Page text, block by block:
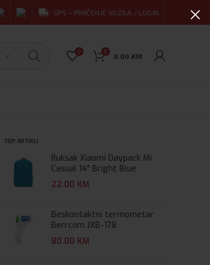
GPS – PRAĆENJE VOZILA / LOGIN
0 0
0.00 KM
TOP ARTIKLI
Ruksak Xiaomi Daypack Mi
Casual 14" Bright Blue
22.00 KM
Beskontaktni termometar
Berrcom JXB-178
80.00 KM